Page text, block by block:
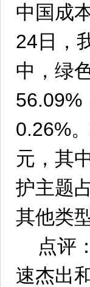
中国成
24日，
中，绿
56.09%
0.26%
元，其
护主题
其他类
点评
速杰出